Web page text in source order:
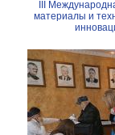
III
материалы и